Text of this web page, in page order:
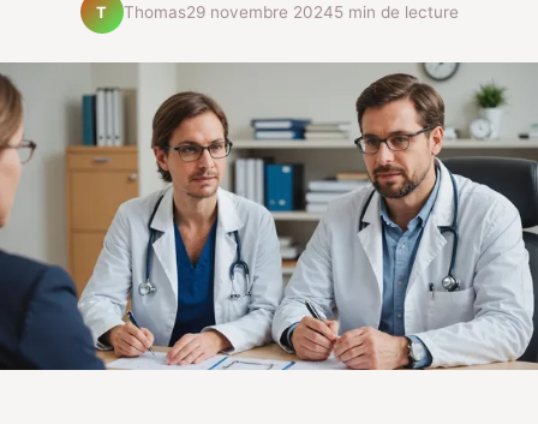
T Thomas29 novembre 20245 min de lecture